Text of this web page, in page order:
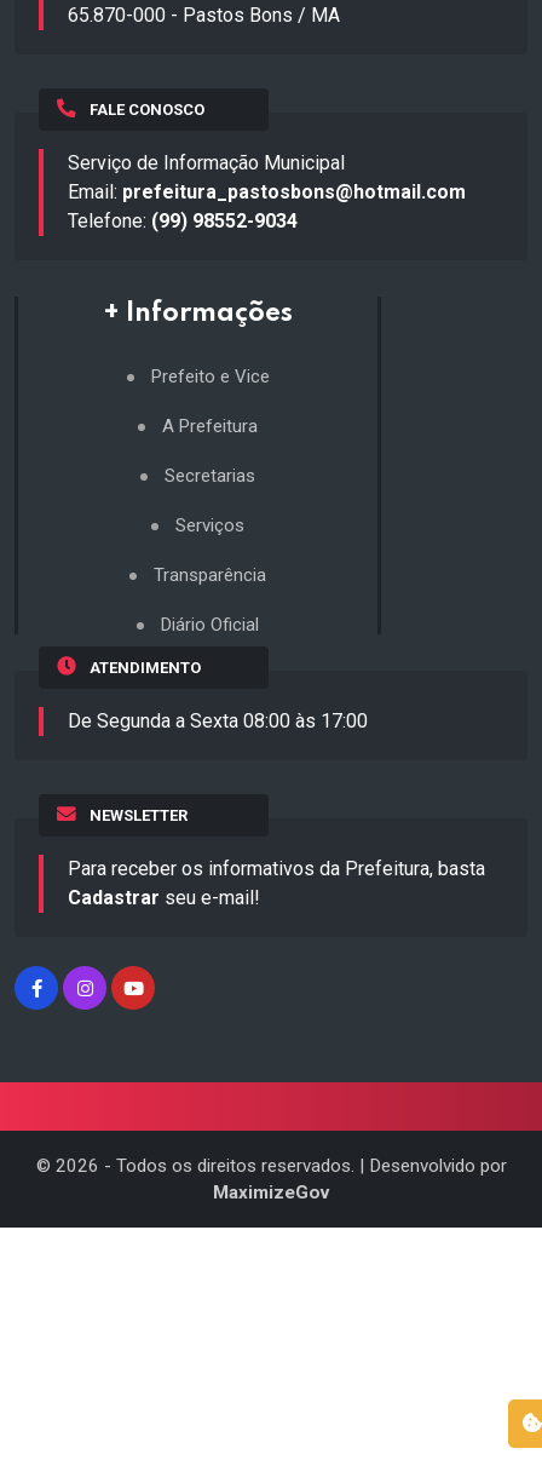
65.870-000 - Pastos Bons / MA
FALE CONOSCO
Serviço de Informação Municipal
Email: prefeitura_pastosbons@hotmail.com
Telefone: (99) 98552-9034
+ Informações
Prefeito e Vice
A Prefeitura
Secretarias
Serviços
Transparência
Diário Oficial
ATENDIMENTO
De Segunda a Sexta 08:00 às 17:00
NEWSLETTER
Para receber os informativos da Prefeitura, basta
Cadastrar seu e-mail!
© 2026 - Todos os direitos reservados. | Desenvolvido por
MaximizeGov